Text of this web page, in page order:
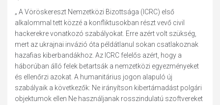
„ A Vöröskereszt Nemzetközi Bizottsága (ICRC) első
alkalommal tett közzé a konfliktusokban részt vevő civil
hackerekre vonatkozó szabályokat. Erre azért volt szükség,
mert az ukrajnai invázió óta példátlanul sokan csatlakoznak
hazafias kiberbandákhoz. Az ICRC felelős azért, hogy a
háborúban álló felek betartsák a nemzetközi egyezményeket
és ellenőrzi azokat. A humanitárius jogon alapuló új
szabályaik a következők: Ne irányítson kibertámadást polgári
objektumok ellen Ne használjanak rosszindulatú szoftvereket